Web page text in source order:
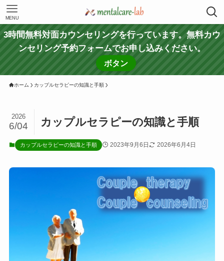
MENU
3時間無料対面カウンセリングを行っています。無料カウ
ンセリング予約フォームでお申し込みください。
ボタン
ホーム カップルセラピーの知識と手順
カップルセラピーの知識と手順
2026
6/04
カップルセラピーの知識と手順 2023年9月6日 2026年6月4日